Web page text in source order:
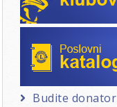
Budite donator